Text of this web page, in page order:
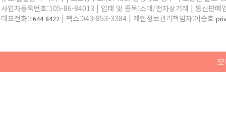
사업자등록번호:105-86-84013 | 업태 및 종목:소매/전자상거래 | 통신판매
대표전화:1644-8422 | 팩스:043-853-3384 | 개인정보관리책임자:이승호